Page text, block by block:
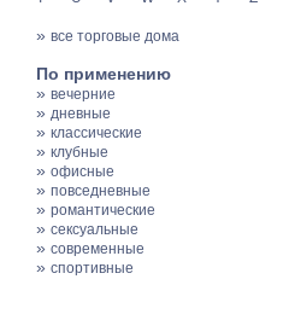
» все торговые дома
По применению
» вечерние
» дневные
» классические
» клубные
» офисные
» повседневные
» романтические
» сексуальные
» современные
» спортивные